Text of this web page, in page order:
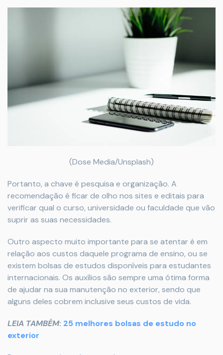
(Dose Media/Unsplash)
Portanto, a chave é pesquisa e organização. A
recomendação é ficar de olho nos sites e editais para
verificar qual o curso, universidade ou faculdade que vão
suprir as suas necessidades.
Outro aspecto muito importante para se atentar é em
relação aos custos daquele programa de ensino, ou se
existem bolsas de estudos disponíveis para estudantes
internacionais. Os auxílios são sempre uma ótima forma
de ajudar na sua manutenção no exterior, sendo que
alguns deles cobrem inclusive seus custos de vida.
LEIA TAMBÉM: 25 melhores bolsas de estudo no
exterior